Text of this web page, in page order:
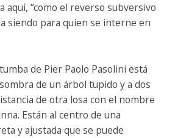
aquí, “como el reverso subversivo
siendo para quien se interne en
de Pier Paolo Pasolini está
de un árbol tupido y a dos
de otra losa con el nombre
Están al centro de una
y ajustada que se puede